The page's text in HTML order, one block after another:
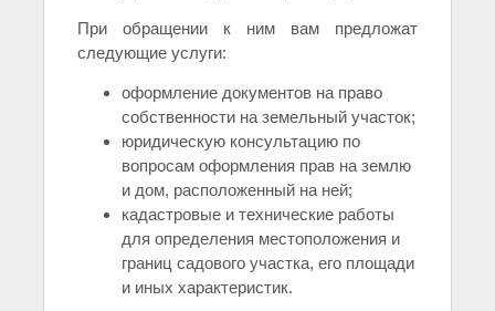
При обращении к ним вам предложат
следующие услуги:
оформление документов на право
собственности на земельный участок;
юридическую консультацию по
вопросам оформления прав на землю
и дом, расположенный на ней;
кадастровые и технические работы
для определения местоположения и
границ садового участка, его площади
и иных характеристик.